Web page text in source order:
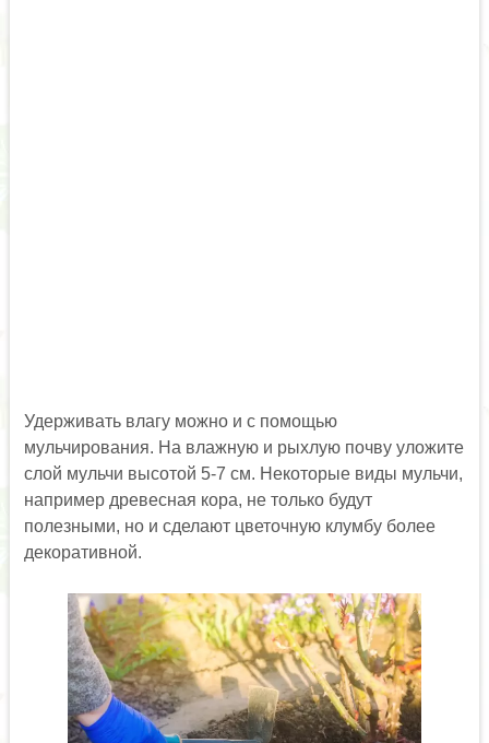
Удерживать влагу можно и с помощью
мульчирования. На влажную и рыхлую почву уложите
слой мульчи высотой 5-7 см. Некоторые виды мульчи,
например древесная кора, не только будут
полезными, но и сделают цветочную клумбу более
декоративной.